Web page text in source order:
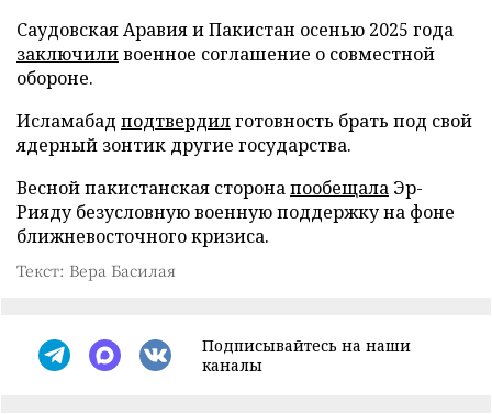
Саудовская Аравия и Пакистан осенью 2025 года
заключиливоенное соглашение о совместной
обороне.
Исламабад подтвердилготовность брать под свой
ядерный зонтик другие государства.
Весной пакистанская сторонапообещала Эр-
Рияду безусловную военную поддержку на фоне
ближневосточного кризиса.
Текст: Вера Басилая
Подписывайтесь на наши
каналы